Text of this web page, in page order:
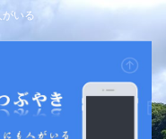
いる